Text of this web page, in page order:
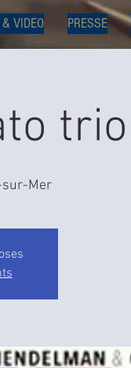
VIDEO PRESSE
trio
sur-Mer